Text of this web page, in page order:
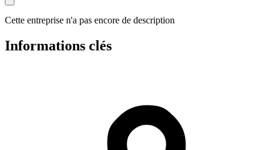
Cette entreprise n'a pas encore de description
Informations clés